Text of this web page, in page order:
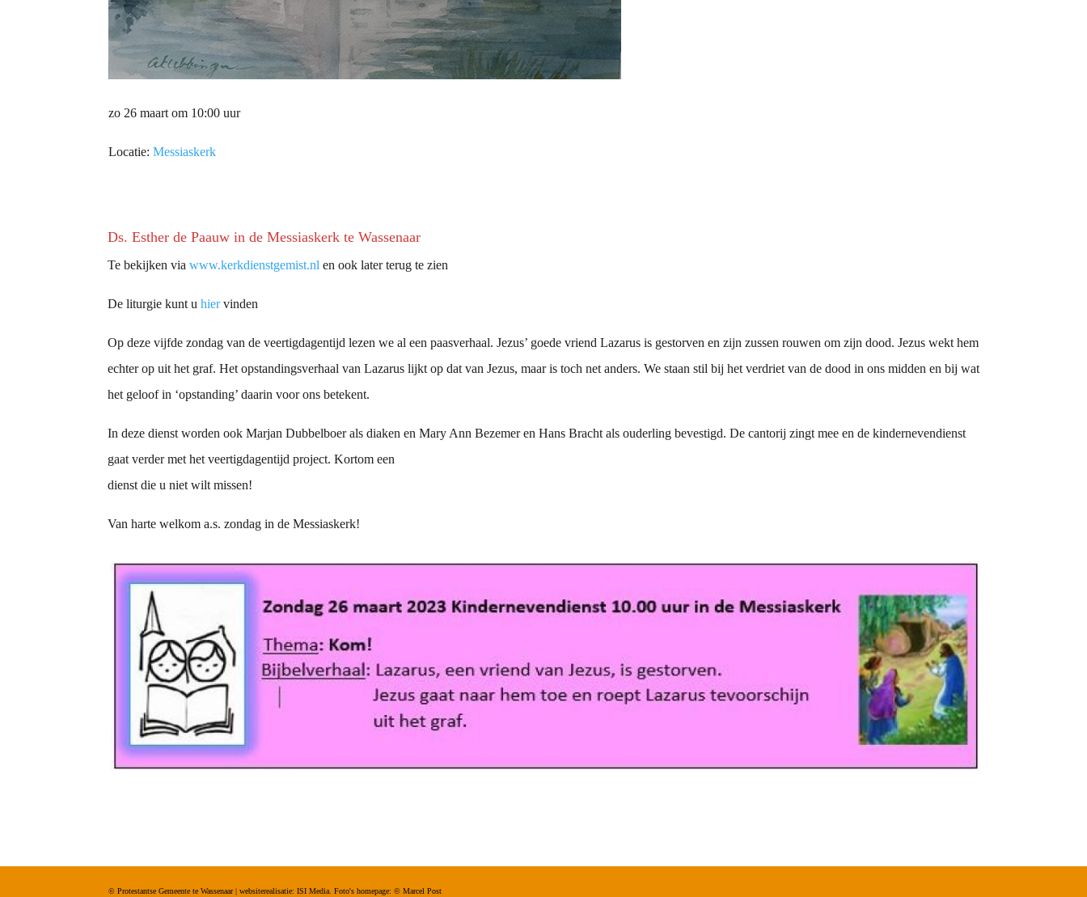
zo 26 maart om 10:00 uur
Locatie:Messiaskerk
Ds. Esther de Paauw in de Messiaskerk te Wassenaar
Te bekijken viawww.kerkdienstgemist.nl en ook later terug te zien
De liturgie kunt uhiervinden
Op deze vijfde zondag van de veertigdagentijd lezen we al een paasverhaal. Jezus’ goede vriend Lazarus is gestorven en zijn zussen rouwen om zijn dood. Jezus wekt hem
echter op uit het graf. Het opstandingsverhaal van Lazarus lijkt op dat van Jezus, maar is toch net anders. We staan stil bij het verdriet van de dood in ons midden en bij wat
het geloof in ‘opstanding’ daarin voor ons betekent.
In deze dienst worden ook Marjan Dubbelboer als diaken en Mary Ann Bezemer en Hans Bracht als ouderling bevestigd. De cantorij zingt mee en de kindernevendienst
gaat verder met het veertigdagentijd project. Kortom een
dienst die u niet wilt missen!
Van harte welkom a.s. zondag in de Messiaskerk!
© Protestantse Gemeente te Wassenaar | websiterealisatie: ISI Media. Foto's homepage: ©Marcel Post